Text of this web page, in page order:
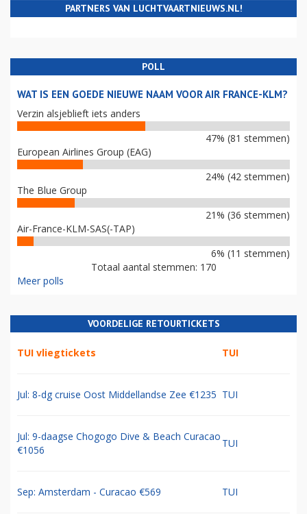
PARTNERS VAN LUCHTVAARTNIEUWS.NL!
POLL
WAT IS EEN GOEDE NIEUWE NAAM VOOR AIR FRANCE-KLM?
Verzin alsjeblieft iets anders
47% (81 stemmen)
European Airlines Group (EAG)
24% (42 stemmen)
The Blue Group
21% (36 stemmen)
Air-France-KLM-SAS(-TAP)
6% (11 stemmen)
Totaal aantal stemmen: 170
Meer polls
VOORDELIGE RETOURTICKETS
TUI vliegtickets TUI
Jul: 8-dg cruise Oost Middellandse Zee €1235 TUI
Jul: 9-daagse Chogogo Dive & Beach Curacao
€1056
TUI
Sep: Amsterdam - Curacao €569 TUI